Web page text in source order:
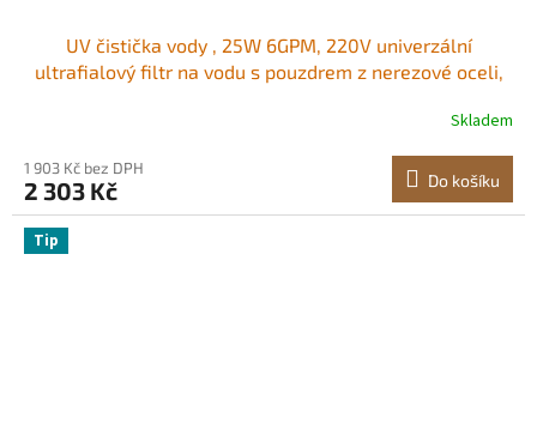
UV čistička vody , 25W 6GPM, 220V univerzální
ultrafialový filtr na vodu s pouzdrem z nerezové oceli,
Skladem
1 903 Kč bez DPH
2 303 Kč Do košíku
Tip